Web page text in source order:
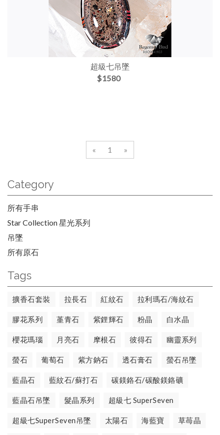
超級七吊墜
$1580
« 1 »
Category
所有手串
Star Collection 星光系列
吊墜
所有原石
Tags
擴香石套裝 拉長石 紅紋石 拉利瑪石/海紋石
膠花系列 堇青石 紫鋰輝石 粉晶 白水晶
櫻花瑪瑙 月亮石 摩根石 彼得石 幽靈系列
螢石 葡萄石 紫方鈉石 透石膏石 螢石吊墜
藍晶石 藍紋石/蘇打石 碳鎂鉻石/碳酸鎂鉻礦
藍晶石吊墜 髮晶系列 超級七 SuperSeven
超級七SuperSeven吊墜 太陽石 海藍寶 草苺晶